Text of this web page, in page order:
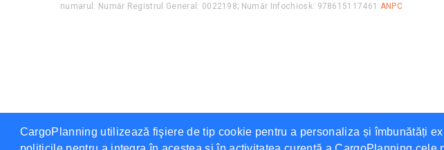
CargoPlanning utilizează fişiere de tip cookie pentru a personaliza și îmbunătăți
numarul: Număr Registrul General: 0022198; Număr Infochiosk: 978615117461 ANPC